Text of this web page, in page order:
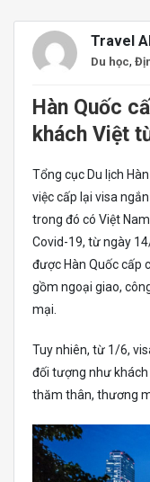
Travel
Du học,
Hàn Quốc
khách Việt
Tổng cục Du lịch
việc cấp lại visa
trong đó có Việt
Covid-19, từ ngày
được Hàn Quốc cấp
gồm ngoại giao,
mại.
Tuy nhiên, từ 1/6,
đối tượng như
thăm thân, thương